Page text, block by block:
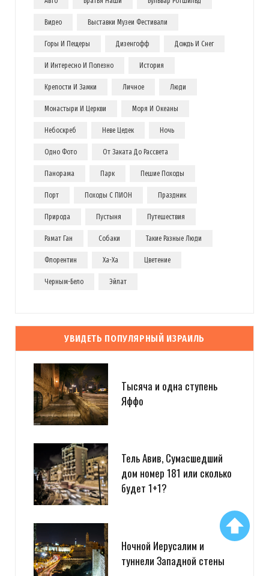
Видео Выставки Музеи Фестивали
Горы И Пещеры Дизенгофф Дождь И Снег
И Интересно И Полезно История
Крепости И Замки Личное Люди
Монастыри И Церкви Моря И Океаны
Небоскреб Неве Цедек Ночь
Одно Фото От Заката До Рассвета
Панорама Парк Пешие Походы
Порт Походы С ПИОН Праздник
Природа Пустыня Путешествия
Рамат Ган Собаки Такие Разные Люди
Флорентин Ха-Ха Цветение
Черным-Бело Эйлат
УВИДЕТЬ ПОПУЛЯРНЫЙ ИЗРАИЛЬ
Тысяча и одна ступень
Яффо
Тель Авив, Сумасшедший
дом номер 181 или сколько
будет 1+1?
Ночной Иерусалим и
туннели Западной стены